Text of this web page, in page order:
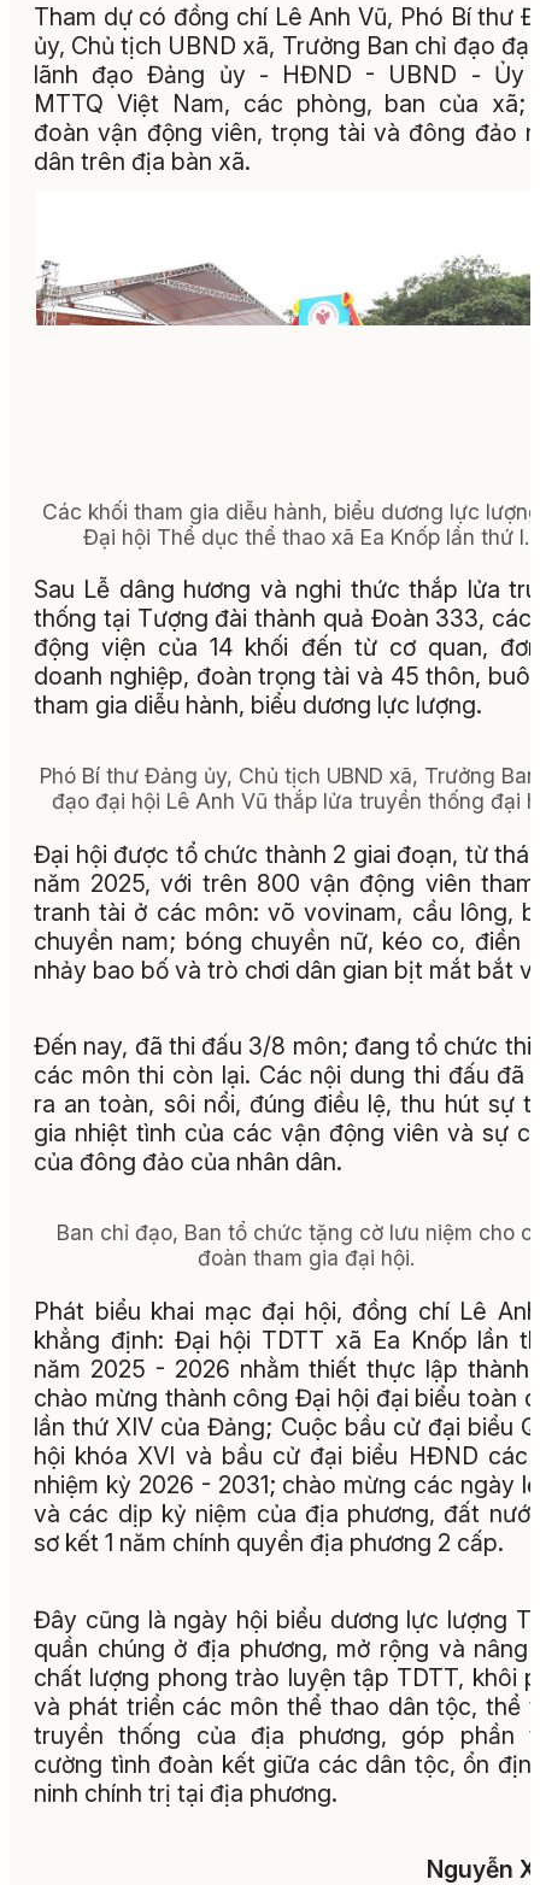
Tham dự có đồng chí Lê Anh Vũ, Phó Bí thư
ủy, Chủ tịch UBND xã, Trưởng Ban chỉ đạo đại
lãnh đạo Đảng ủy - HĐND - UBND - Ủy
MTTQ Việt Nam, các phòng, ban của xã;
đoàn vận động viên, trọng tài và đông đảo
dân trên địa bàn xã.
Các khối tham gia diễu hành, biểu dương lực
Đại hội Thể dục thể thao xã Ea Knốp lần thứ I.
Sau Lễ dâng hương và nghi thức thắp lửa
thống tại Tượng đài thành quả Đoàn 333, các
động viện của 14 khối đến từ cơ quan,
doanh nghiệp, đoàn trọng tài và 45 thôn,
tham gia diễu hành, biểu dương lực lượng.
Phó Bí thư Đảng ủy, Chủ tịch UBND xã, Trưởng
đạo đại hội Lê Anh Vũ thắp lửa truyền thống đại
Đại hội được tổ chức thành 2 giai đoạn, từ
năm 2025, với trên 800 vận động viên
tranh tài ở các môn: võ vovinam, cầu lông,
chuyền nam; bóng chuyền nữ, kéo co, điền
nhảy bao bố và trò chơi dân gian bịt mắt bắt
Đến nay, đã thi đấu 3/8 môn; đang tổ chức thi
các môn thi còn lại. Các nội dung thi đấu đã
ra an toàn, sôi nổi, đúng điều lệ, thu hút sự
gia nhiệt tình của các vận động viên và sự
của đông đảo của nhân dân.
Ban chỉ đạo, Ban tổ chức tặng cờ lưu niệm cho
đoàn tham gia đại hội.
Phát biểu khai mạc đại hội, đồng chí Lê
khẳng định: Đại hội TDTT xã Ea Knốp lần
năm 2025 - 2026 nhằm thiết thực lập thành
chào mừng thành công Đại hội đại biểu toàn
lần thứ XIV của Đảng; Cuộc bầu cử đại biểu
hội khóa XVI và bầu cử đại biểu HĐND các
nhiệm kỳ 2026 - 2031; chào mừng các ngày
và các dịp kỷ niệm của địa phương, đất
sơ kết 1 năm chính quyền địa phương 2 cấp.
Đây cũng là ngày hội biểu dương lực lượng
quần chúng ở địa phương, mở rộng và nâng
chất lượng phong trào luyện tập TDTT, khôi
và phát triển các môn thể thao dân tộc, thể
truyền thống của địa phương, góp phần
cường tình đoàn kết giữa các dân tộc, ổn
ninh chính trị tại địa phương.
Nguyễn